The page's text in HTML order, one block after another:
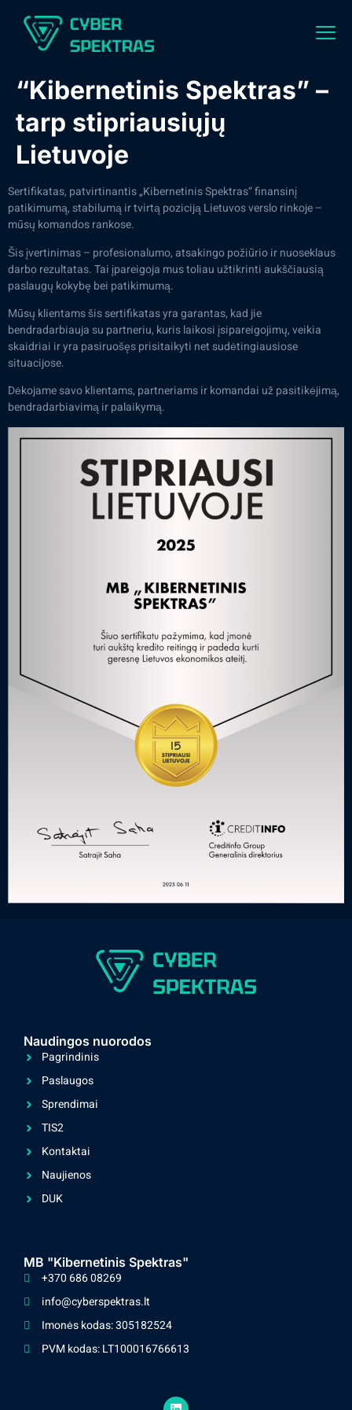
“Kibernetinis Spektras” –
tarp stipriausiųjų
Lietuvoje
Sertifikatas, patvirtinantis „Kibernetinis Spektras“ finansinį
patikimumą, stabilumą ir tvirtą poziciją Lietuvos verslo rinkoje –
mūsų komandos rankose.
Šis įvertinimas – profesionalumo, atsakingo požiūrio ir nuoseklaus
darbo rezultatas. Tai įpareigoja mus toliau užtikrinti aukščiausią
paslaugų kokybę bei patikimumą.
Mūsų klientams šis sertifikatas yra garantas, kad jie
bendradarbiauja su partneriu, kuris laikosi įsipareigojimų, veikia
skaidriai ir yra pasiruošęs prisitaikyti net sudėtingiausiose
situacijose.
Dėkojame savo klientams, partneriams ir komandai už pasitikėjimą,
bendradarbiavimą ir palaikymą.
Naudingos nuorodos
Pagrindinis
Paslaugos
Sprendimai
TIS2
Kontaktai
Naujienos
DUK
MB "Kibernetinis Spektras"
+370 686 08269
info@cyberspektras.lt
Imonės kodas: 305182524
PVM kodas: LT100016766613